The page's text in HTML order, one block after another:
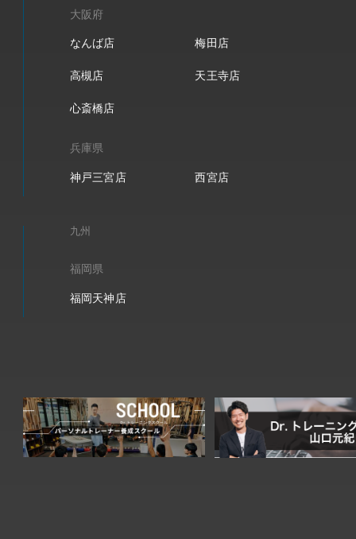
大阪府
なんば店 梅田店
高槻店 天王寺店
心斎橋店
兵庫県
神戸三宮店 西宮店
九州
福岡県
福岡天神店